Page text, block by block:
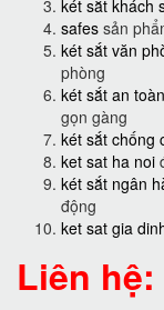
két sắt khách
safes sản
két sắt văn
phòng
két sắt an toàn
gọn gàng
két sắt chống
ket sat ha noi
két sắt ngân
động
ket sat gia
Liên hệ: